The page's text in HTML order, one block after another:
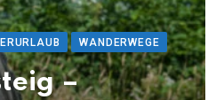
WANDERWEGE
–